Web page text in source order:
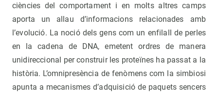
ciències del comportament i en molts altres camps
aporta un allau d’informacions relacionades amb
l’evolució. La noció dels gens com un enfilall de perles
en la cadena de DNA, emetent ordres de manera
unidireccional per construir les proteïnes ha passat a la
història. L’omnipresència de fenòmens com la simbiosi
apunta a mecanismes d’adquisició de paquets sencers